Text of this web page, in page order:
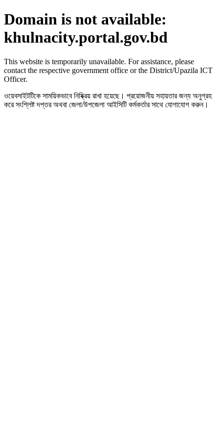
Domain is not available:
khulnacity.portal.gov.bd
This website is temporarily unavailable. For assistance, please
contact the respective government office or the District/Upazila ICT
Officer.
ওয়েবসাইটটিকে সাময়িকভাবে নিষ্ক্রিয় রাখা হয়েছে। প্রয়োজনীয় সহায়তার জন্য অনুগ্রহ
করে সংশ্লিষ্ট দপ্তর অথবা জেলা/উপজেলা আইসিটি কর্মকর্তার সাথে যোগাযোগ করুন।